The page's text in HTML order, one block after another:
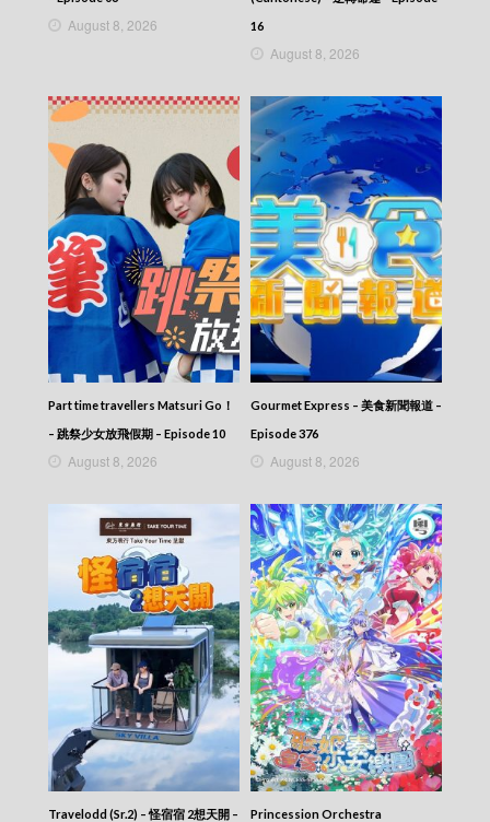
News At 7:30 – 七點半新聞報道 – 2025-07-08
News At 7:30 – 七點半新聞報道 – 2025-07-07
News At 7:30 – 七點半新聞報道 – 2025-07-06
News At 7:30 – 七點半新聞報道 – 2025-07-04
News At 7:30 – 七點半新聞報道 – 2025-07-03
News At 7:30 – 七點半新聞報道 – 2025-07-02
News At 7:30 – 七點半新聞報道 – 2025-07-01
News At 7:30 – 七點半新聞報道 – 2025-06-30
News At 7:30 – 七點半新聞報道 – 2025-06-29
News At 7:30 – 七點半新聞報道 – 2025-06-28
News At 7:30 – 七點半新聞報道 – 2025-06-27
News At 7:30 – 七點半新聞報道 – 2025-06-26
News At 7:30 – 七點半新聞報道 – 2025-06-25
News At 7:30 – 七點半新聞報道 – 2025-06-24
News At 7:30 – 七點半新聞報道 – 2025-06-23
News At 7:30 – 七點半新聞報道 – 2025-06-22
News At 7:30 – 七點半新聞報道 – 2025-06-20
News At 7:30 – 七點半新聞報道 – 2025-06-19
News At 7:30 – 七點半新聞報道 – 2025-06-18
News At 7:30 – 七點半新聞報道 – 2025-06-16
News At 7:30 – 七點半新聞報道 – 2025-06-15
News At 7:30 – 七點半新聞報道 – 2025-06-13
News At 7:30 – 七點半新聞報道 – 2025-06-12
News At 7:30 – 七點半新聞報道 – 2025-06-11
News At 7:30 – 七點半新聞報道 – 2025-06-10
News At 7:30 – 七點半新聞報道 – 2025-06-09
News At 7:30 – 七點半新聞報道 – 2025-06-08
News At 7:30 – 七點半新聞報道 – 2025-06-07
News At 7:30 – 七點半新聞報道 – 2025-06-06
News At 7:30 – 七點半新聞報道 – 2020-02-01
News At 7:30 – 七點半新聞報道 – 2017-01-02
News At 7:30 – 七點半新聞報道 – 2017-01-01
News At 7:30 – 七點半新聞報道 – 2016-12-30
News At 7:30 – 七點半新聞報道 – 2016-12-29
August 8, 2026
16
August 8, 2026
Part time travellers Matsuri Go！
– 跳祭少女放飛假期 – Episode 10
August 8, 2026
Gourmet Express – 美食新聞報道 –
Episode 376
August 8, 2026
Travelodd (Sr.2) – 怪宿宿 2想天開 –
Princession Orchestra